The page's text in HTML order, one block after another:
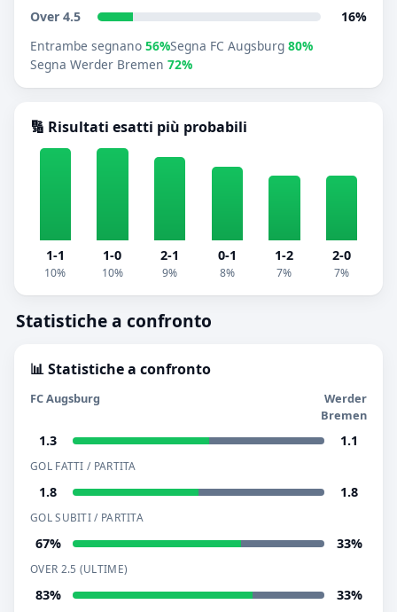
Over 4.5
16%
Entrambe segnano 56%Segna FC Augsburg 80%
Segna Werder Bremen 72%
🔢 Risultati esatti più probabili
1-1
10%
1-0
10%
2-1
9%
0-1
8%
1-2
7%
2-0
7%
Statistiche a confronto
📊 Statistiche a confronto
FC Augsburg
Werder
Bremen
1.3 1.1
GOL FATTI / PARTITA
1.8 1.8
GOL SUBITI / PARTITA
67% 33%
OVER 2.5 (ULTIME)
83% 33%